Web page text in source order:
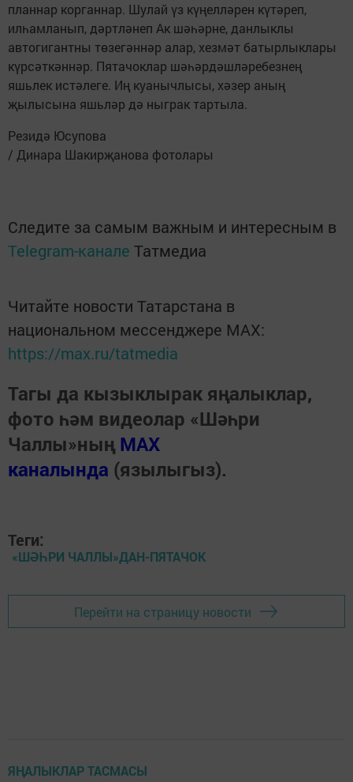
планнар корганнар. Шулай үз күңелләрен күтәреп,
илһамланып, дәртләнеп Ак шәһәрне, данлыклы
автогигантны төзегәннәр алар, хезмәт батырлыклары
күрсәткәннәр. Пятачоклар шәһәрдәшләребезнең
яшьлек истәлеге. Иң куанычлысы, хәзер аның
җылысына яшьләр дә ныграк тартыла.
Резидә Юсупова
/ Динара Шакирҗанова фотолары
Следите за самым важным и интересным в
Telegram-канале Татмедиа
Читайте новости Татарстана в
национальном мессенджере MАХ:
https://max.ru/tatmedia
Тагы да кызыклырак яңалыклар,
фото һәм видеолар «Шәһри
Чаллы»ның MAX
каналында (язылыгыз).
Теги:
«ШӘҺРИ ЧАЛЛЫ»ДАН-ПЯТАЧОК
Перейти на страницу новости
ЯҢАЛЫКЛАР ТАСМАСЫ